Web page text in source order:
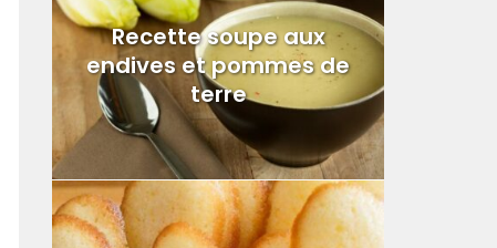
Recette soupe aux
endives et pommes de
terre